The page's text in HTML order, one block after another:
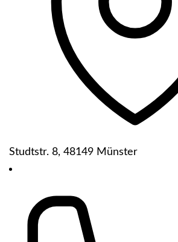
Studtstr. 8, 48149 Münster